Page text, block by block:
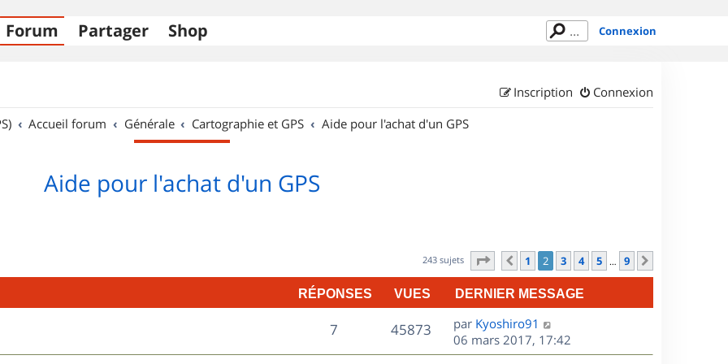
Forum Partager Shop Connexion
Connexion
Inscription
Accueil forum Générale Cartographie et GPS Aide pour l'achat d'un GPS
Aide pour l'achat d'un GPS
243 sujets Page sur9
Précédent
1 2 3 4 5 … 9
RÉPONSES VUES DERNIER MESSAGE
7R
é
45873V
u
D
e
r
par Kyoshiro91
06 mars 2017, 17:42